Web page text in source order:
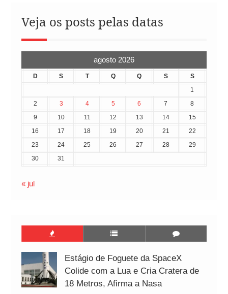
Veja os posts pelas datas
agosto 2026
D S T Q Q S
S
1
2
3 4 5 6 7
8
9
10 11 12 13 14
15
16
17 18 19 20 21
22
23
24 25 26 27 28
29
30
31
« jul
Estágio de Foguete da SpaceX
Colide com a Lua e Cria Cratera de
18 Metros, Afirma a Nasa